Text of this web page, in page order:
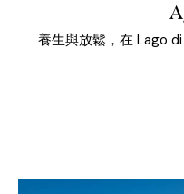
養生與放鬆，在 Lago